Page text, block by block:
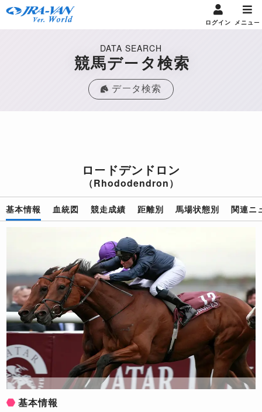
ログイン メニュー
DATA SEARCH
競馬データ検索
データ検索
ロードデンドロン
（Rhododendron）
基本情報 血統図 競走成績 距離別 馬場状態別 関連ニ
基本情報